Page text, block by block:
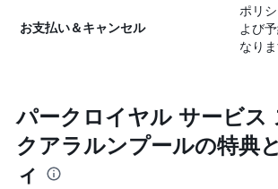
お支払い＆キャンセル
ポリ
よび
なりま
パークロイヤル サービス
クアラルンプールの特典
ィ